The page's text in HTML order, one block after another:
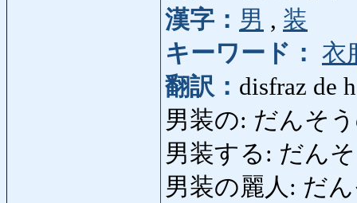
漢字： 男 , 装
キーワード： 衣
翻訳： disfraz de
男装の: だんそう
男装する: だんそ
男装の麗人: だ